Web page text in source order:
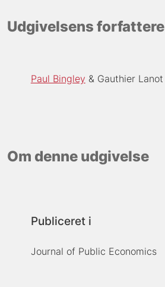
Udgivelsens forfattere
Paul Bingley Gauthier Lanot
Om denne udgivelse
Publiceret i
Journal of Public Economics